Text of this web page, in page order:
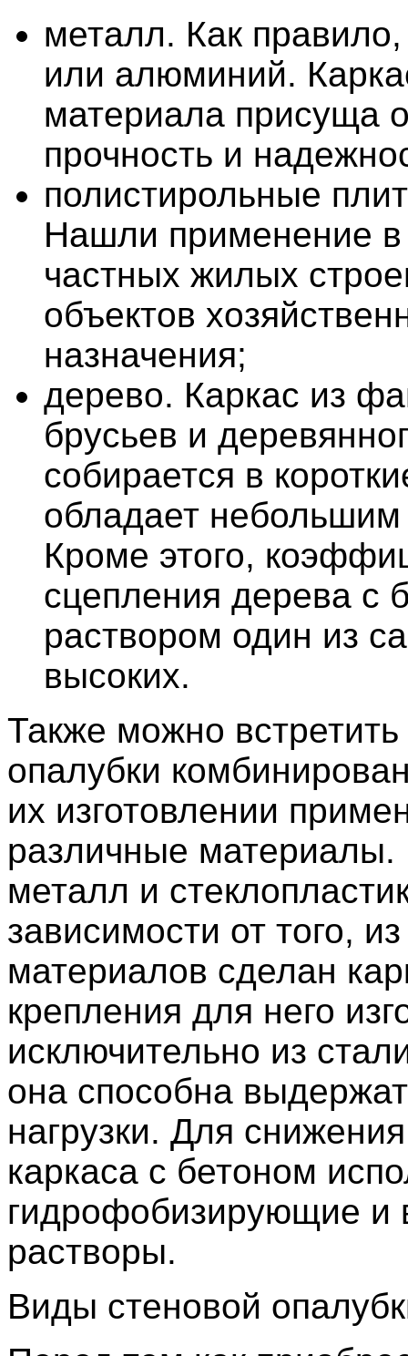
металл. Как правило,
или алюминий.
материала присуща
прочность и
полистирольные
Нашли применение в
частных жилых
объектов
назначения;
дерево. Каркас из
брусьев и
собирается в
обладает
Кроме этого,
сцепления дерева с
раствором один из
высоких.
Также можно
опалубки
их изготовлении
различные материалы.
металл и
зависимости от того,
материалов сделан
крепления для него
исключительно из
она способна
нагрузки. Для
каркаса с бетоном
гидрофобизирующие и
растворы.
Виды стеновой